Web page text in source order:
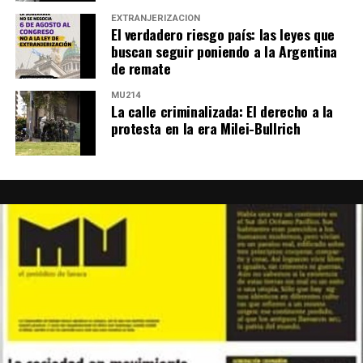
EXTRANJERIZACIÓN
El verdadero riesgo país: las leyes que
buscan seguir poniendo a la Argentina
de remate
MU214
La calle criminalizada: El derecho a la
protesta en la era Milei-Bullrich